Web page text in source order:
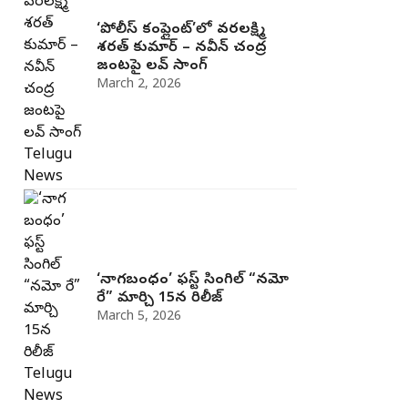
‘పోలీస్ కంప్లైంట్’లో వరలక్ష్మి
శరత్ కుమార్ – నవీన్ చంద్ర
జంట‌పై ల‌వ్ సాంగ్
March 2, 2026
‘నాగబంధం’ ఫస్ట్ సింగిల్ “నమో
రే” మార్చి 15న రిలీజ్
March 5, 2026